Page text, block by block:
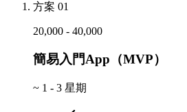
方案 01
20,000 - 40,000
簡易入門App（MVP）
~ 1 - 3 星期